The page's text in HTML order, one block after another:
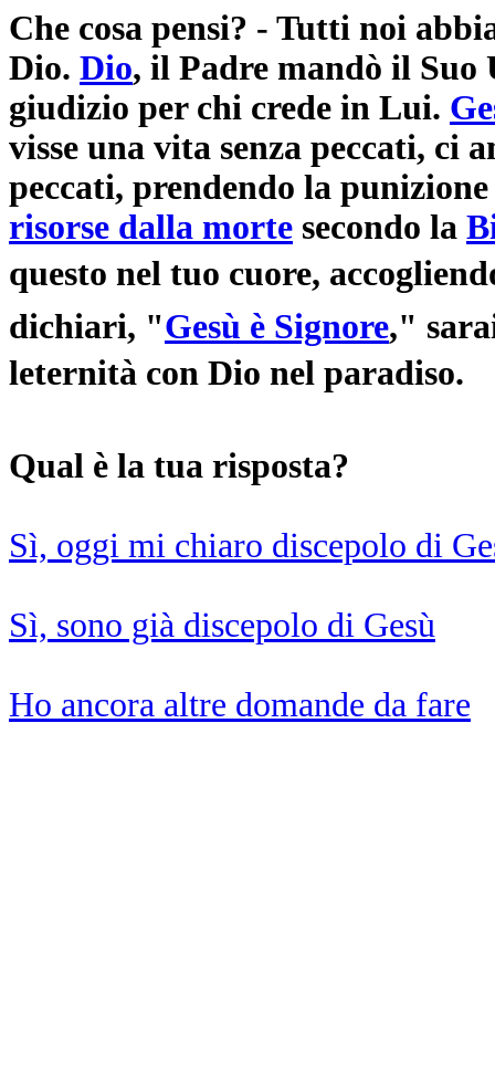
Che cosa pensi? - Tutti noi
Dio. Dio, il Padre mandò il Suo
giudizio per chi crede in Lui.
visse una vita senza peccati, ci
peccati, prendendo la
risorse dalla morte secondo la
questo nel tuo cuore,
dichiari, "Gesù è Signore,"
leternità con Dio nel paradiso.
Qual è la tua risposta?
Sì, oggi mi chiaro discepolo di
Sì, sono già discepolo di Gesù
Ho ancora altre domande da fare